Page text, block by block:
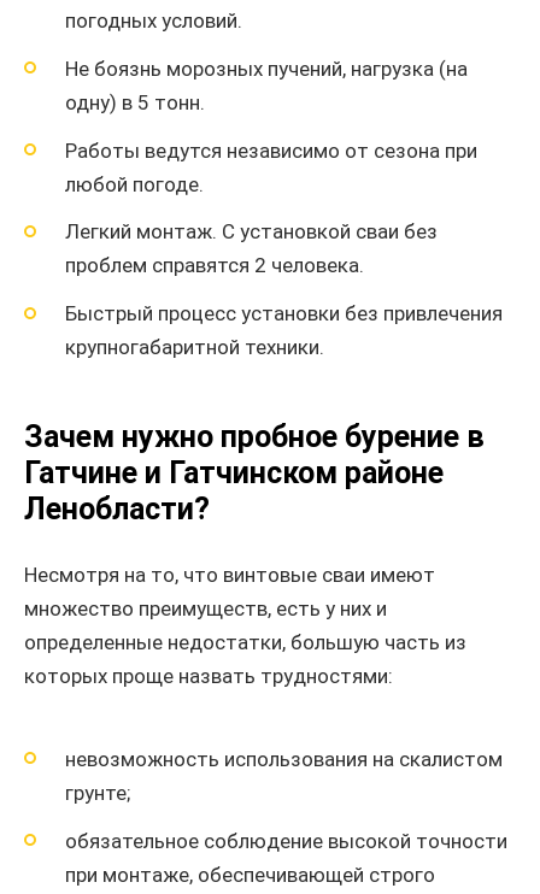
погодных условий.
Не боязнь морозных пучений, нагрузка (на
одну) в 5 тонн.
Работы ведутся независимо от сезона при
любой погоде.
Легкий монтаж. С установкой сваи без
проблем справятся 2 человека.
Быстрый процесс установки без привлечения
крупногабаритной техники.
Зачем нужно пробное бурение в
Гатчине и Гатчинском районе
Ленобласти?
Несмотря на то, что винтовые сваи имеют
множество преимуществ, есть у них и
определенные недостатки, большую часть из
которых проще назвать трудностями:
невозможность использования на скалистом
грунте;
обязательное соблюдение высокой точности
при монтаже, обеспечивающей строго